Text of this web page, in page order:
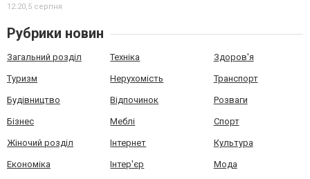
12:20,5 серпня
Рубрики новин
Загальний розділ Техніка Здоров'я
Туризм Нерухомість Транспорт
Будівництво Відпочинок Розваги
Бізнес Меблі Спорт
Жіночий розділ Інтернет Культура
Економіка Інтер'єр Мода